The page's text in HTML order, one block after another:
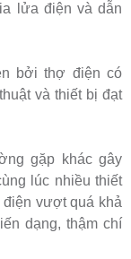
lửa điện và dẫn
bởi thợ điện có
và thiết bị đạt
gặp khác gây
lúc nhiều thiết
điện vượt quá khả
dạng, thậm chí